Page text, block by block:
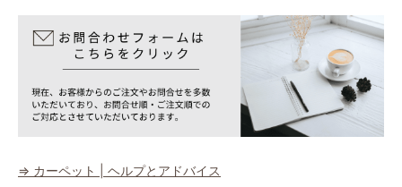
⇒ カーペット | ヘルプとアドバイス